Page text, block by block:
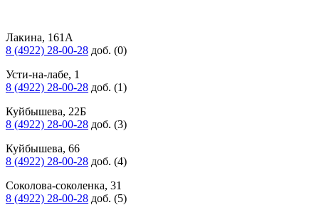
Лакина, 161А
8 (4922) 28-00-28 доб. (0)
Усти-на-лабе, 1
8 (4922) 28-00-28 доб. (1)
Куйбышева, 22Б
8 (4922) 28-00-28 доб. (3)
Куйбышева, 66
8 (4922) 28-00-28 доб. (4)
Соколова-соколенка, 31
8 (4922) 28-00-28 доб. (5)